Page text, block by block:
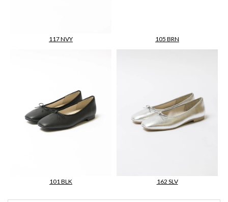
117 NVY 105 BRN
101 BLK 162 SLV